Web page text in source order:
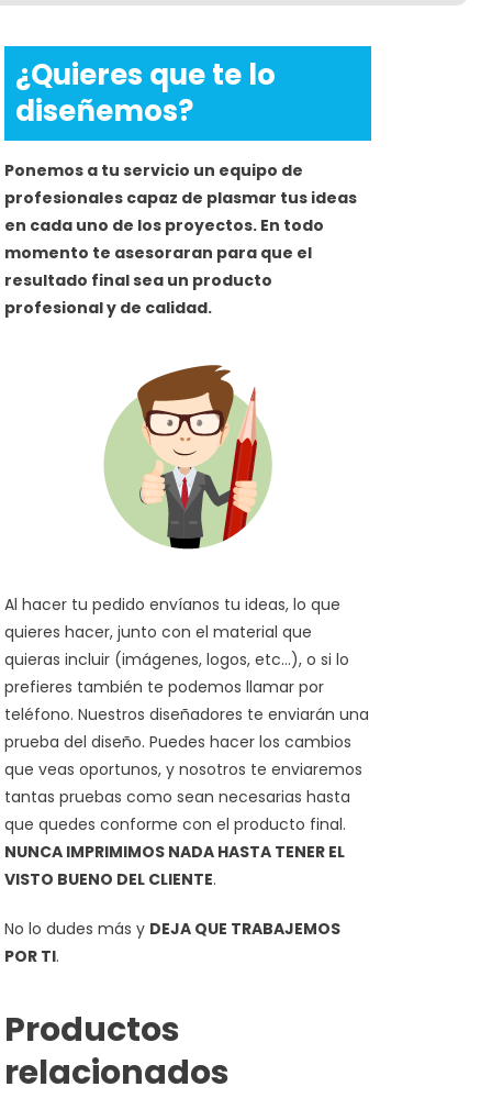
85x200
cm
cantidad
¿Quieres que te lo
diseñemos?
Ponemos a tu servicio un equipo de
profesionales capaz de plasmar tus ideas
en cada uno de los proyectos. En todo
momento te asesoraran para que el
resultado final sea un producto
profesional y de calidad.
Al hacer tu pedido envíanos tu ideas, lo que
quieres hacer, junto con el material que
quieras incluir (imágenes, logos, etc…), o si lo
prefieres también te podemos llamar por
teléfono. Nuestros diseñadores te enviarán una
prueba del diseño. Puedes hacer los cambios
que veas oportunos, y nosotros te enviaremos
tantas pruebas como sean necesarias hasta
que quedes conforme con el producto final.
NUNCA IMPRIMIMOS NADA HASTA TENER EL
VISTO BUENO DEL CLIENTE.
No lo dudes más y DEJA QUE TRABAJEMOS
POR TI.
Productos
relacionados